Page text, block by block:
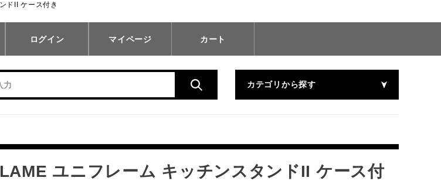
ドII ケース付き
ログイン マイページ カート
カテゴリから探す
ユニフレーム キッチンスタンドII ケース付